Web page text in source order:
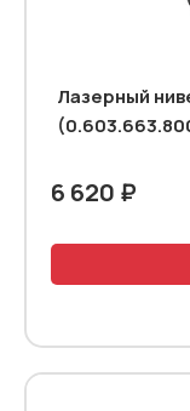
Лазерный
6 620 ₽